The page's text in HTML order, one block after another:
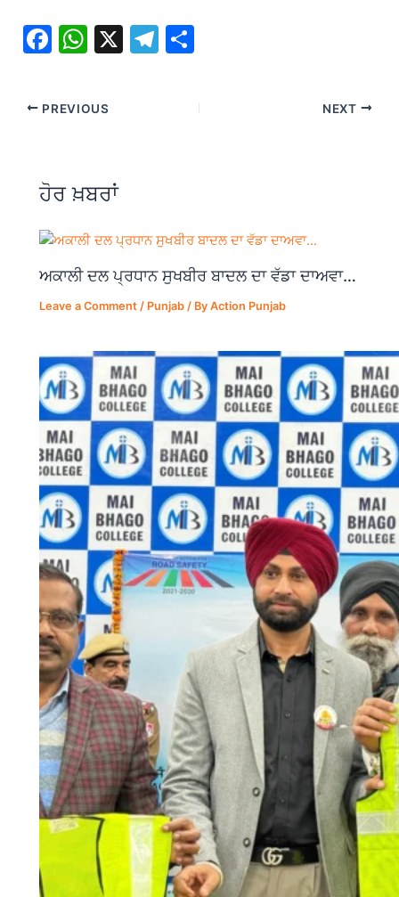
F
c
e
o
o
k
W
at
s
p
p
X
T
ar
e
PREVIOUS NEXT
ਹੋਰ ਖ਼ਬਰਾਂ
ਅਕਾਲੀ ਦਲ ਪ੍ਰਧਾਨ ਸੁਖਬੀਰ ਬਾਦਲ ਦਾ ਵੱਡਾ ਦਾਅਵਾ…
Leave a Comment / Punjab / ByAction Punjab